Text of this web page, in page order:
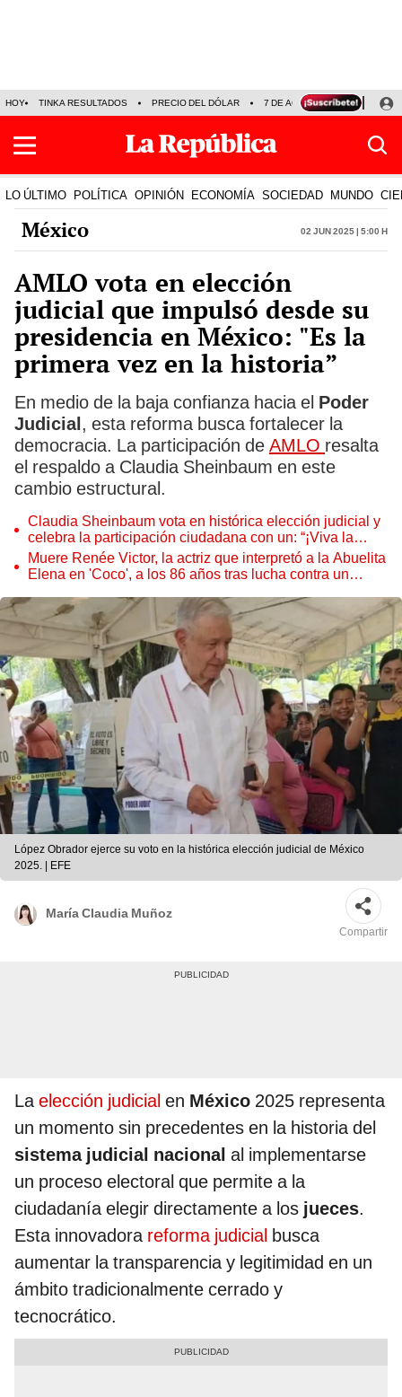
HOY TINKA RESULTADOS PRECIO DEL DÓLAR 7 DE AGOSTO OLLANTA
LO ÚLTIMO POLÍTICA OPINIÓN ECONOMÍA SOCIEDAD MUNDO
México 02 Jun 2025 | 5:00 h
AMLO vota en elección
judicial que impulsó desde su
presidencia en México: "Es la
primera vez en la historia”
En medio de la baja confianza hacia el Poder
Judicial, esta reforma busca fortalecer la
democracia. La participación de AMLO resalta
el respaldo a Claudia Sheinbaum en este
cambio estructural.
Claudia Sheinbaum vota en histórica elección judicial y
celebra la participación ciudadana con un: “¡Viva la
democracia!
Muere Renée Victor, la actriz que interpretó a la Abuelita
Elena en 'Coco', a los 86 años tras lucha contra un
López Obrador ejerce su voto en la histórica elección judicial de México
2025. | EFE
María Claudia Muñoz
Compartir
Laelección judicial en México 2025 representa
un momento sin precedentes en la historia del
sistema judicial nacional al implementarse
un proceso electoral que permite a la
ciudadanía elegir directamente a los jueces.
Esta innovadora reforma judicial busca
aumentar la transparencia y legitimidad en un
ámbito tradicionalmente cerrado y
tecnocrático.